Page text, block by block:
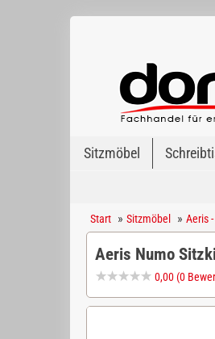
Sitzmöbel
Start » Sitzmöbel » Aeris
Aeris Numo
0,00 (0